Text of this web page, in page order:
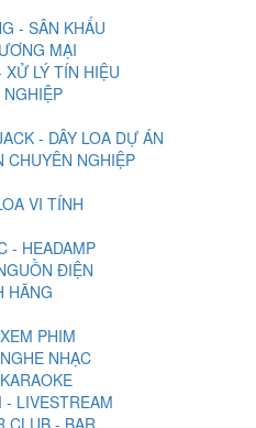
- SÂN KHẤU
MẠI
XỬ LÝ TÍN HIỆU
- DÂY LOA DỰ ÁN
CHUYÊN NGHIỆP
VI TÍNH
- HEADAMP
ĐIỆN
HÃNG
PHIM
NHẠC
LIVESTREAM
CLUB - BAR